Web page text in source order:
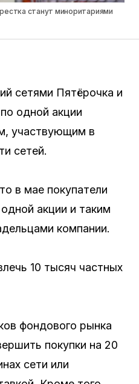
станут миноритариями
сетями Пятёрочка и
одной акции
участвующим в
сетей.
в мае покупатели
акции и таким
компании.
10 тысяч частных
фондового рынка
покупки на 20
сети или